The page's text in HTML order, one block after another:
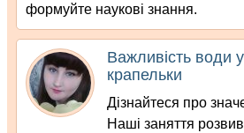
формуйте наукові знання.
Важливість води
крапельки
Дізнайтеся про
Наші заняття